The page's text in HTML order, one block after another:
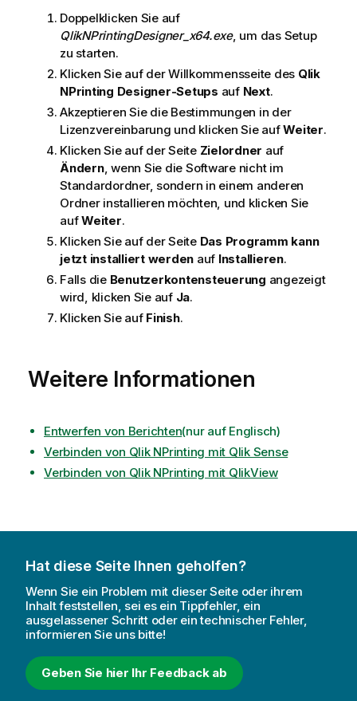
Doppelklicken Sie auf
QlikNPrintingDesigner_x64.exe, um das Setup
zu starten.
Klicken Sie auf der Willkommensseite des Qlik
NPrinting Designer-Setups auf Next.
Akzeptieren Sie die Bestimmungen in der
Lizenzvereinbarung und klicken Sie aufWeiter.
Klicken Sie auf der Seite Zielordner auf
Ändern, wenn Sie die Software nicht im
Standardordner, sondern in einem anderen
Ordner installieren möchten, und klicken Sie
aufWeiter.
Klicken Sie auf der Seite Das Programm kann
jetzt installiert werden auf Installieren.
Falls die Benutzerkontensteuerung angezeigt
wird, klicken Sie auf Ja.
Klicken Sie auf Finish.
Weitere Informationen
Entwerfen von Berichten(nur auf Englisch)
Verbinden von Qlik NPrinting mit Qlik Sense
Verbinden von Qlik NPrinting mit QlikView
Hat diese Seite Ihnen geholfen?
Wenn Sie ein Problem mit dieser Seite oder ihrem
Inhalt feststellen, sei es ein Tippfehler, ein
ausgelassener Schritt oder ein technischer Fehler,
informieren Sie uns bitte!
Geben Sie hier Ihr Feedback ab